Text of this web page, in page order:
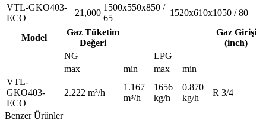
VTL-GKO403-
ECO
21,000
1500x550x850 /
65
1520x610x1050 / 80
Model
Gaz Tüketim
Değeri
Gaz Girişi
(inch)
NG
LPG
max
min max
min
VTL-
GKO403-
ECO
2.222 m³/h
1.167
m³/h
1656
kg/h
0.870
kg/h
R 3/4
Benzer Ürünler